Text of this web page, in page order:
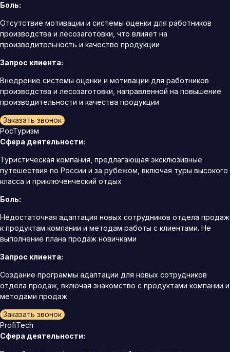
Боль:
Отсутствие мотивации и системы оценки для работников
производства и лесозаготовки, что влияет на
производительность и качество продукции
Запрос клиента:
Внедрение системы оценки и мотивации для работников
производства и лесозаготовки, направленной на повышение
производительности и качества продукции
Заказать звонок
РосТуризм
Сфера деятельности:
Туристическая компания, предлагающая эксклюзивные
путешествия по России и за рубежом, включая туры высокого
класса и приключенческий отдых
Боль:
Недостаточная адаптация новых сотрудников отдела продаж
к продуктам компании и методам работы с клиентами. Не
выполнение плана продаж новичками
Запрос клиента:
Создание программы адаптации для новых сотрудников
отдела продаж, включая знакомство с продуктами компании и
методами продаж
Заказать звонок
ProfiTech
Сфера деятельности: